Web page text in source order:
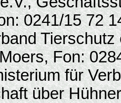
0241/15 72
Fon:
für
über